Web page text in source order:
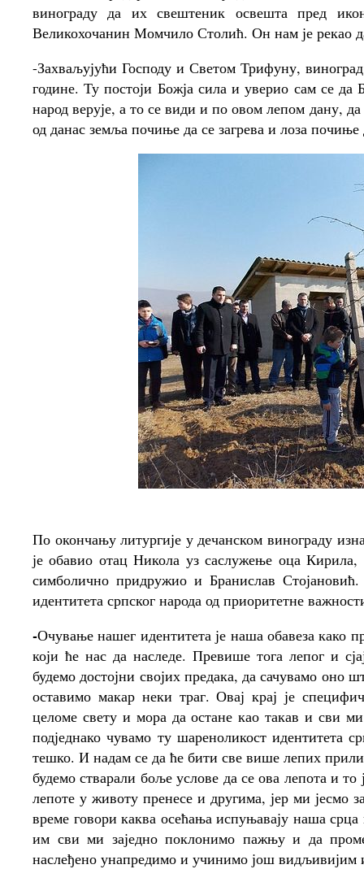
винограду да их свештеник освешта пред
Великохочанин Момчило Столић. Он нам је рекао
-Захваљујући Господу и Светом Трифуну,
године. Ту постоји Божја сила и уверио сам се
народ верује, а то се види и по овом лепом дану,
од данас земља почиње да се загрева и лоза
По окончању литургије у дечанском винограду
је обавио отац Никола уз саслужење оца
симболично придружио и Бранислав
идентитета српског народа од приоритетне
-Очување нашег идентитета је наша обавеза како
који ће нас да наследе. Превише тога лепог и
будемо достојни својих предака, да сачувамо
оставимо макар неки траг. Овај крај је
целоме свету и мора да остане као такав и сви
подједнако чувамо ту шареноликост идентитета
тешко. И надам се да ће бити све више лепих
будемо стварали боље услове да се ова лепота и
лепоте у животу пренесе и другима, јер ми јесмо
време говори каква осећања испуњавају наша
им сви ми заједно поклонимо пажњу и да
наслеђено унапредимо и учинимо још видљивијим